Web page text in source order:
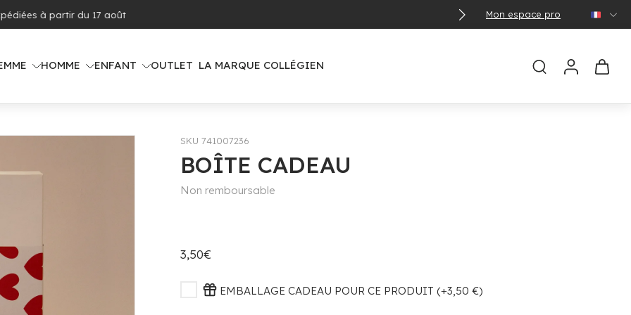
Mon espace pro
offerte dès 100€ d'achat (voir pays concernés)
HOMME ENFANT OUTLET LA MARQUE COLLÉGIEN
SKU 741007236
BOÎTE CADEAU
Non remboursable
3,50€
EMBALLAGE CADEAU POUR CE PRODUIT (+3,50 €)